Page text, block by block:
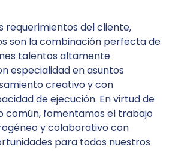
requerimientos del cliente,
son la combinación perfecta de
talentos altamente
especialidad en asuntos
creativo y con
de ejecución. En virtud de
común, fomentamos el trabajo
y colaborativo con
para todos nuestros